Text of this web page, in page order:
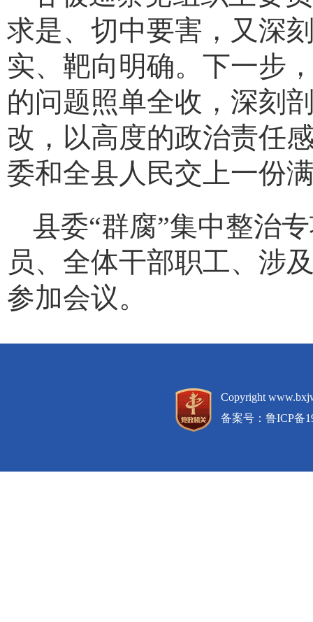
求是、切中要害，又深
实、靶向明确。下一步
的问题照单全收，深刻
改，以高度的政治责任
委和全县人民交上一份
县委“群腐”集中整治
员、全体干部职工、涉
参加会议。
Copyright
备案号： 鲁ICP备